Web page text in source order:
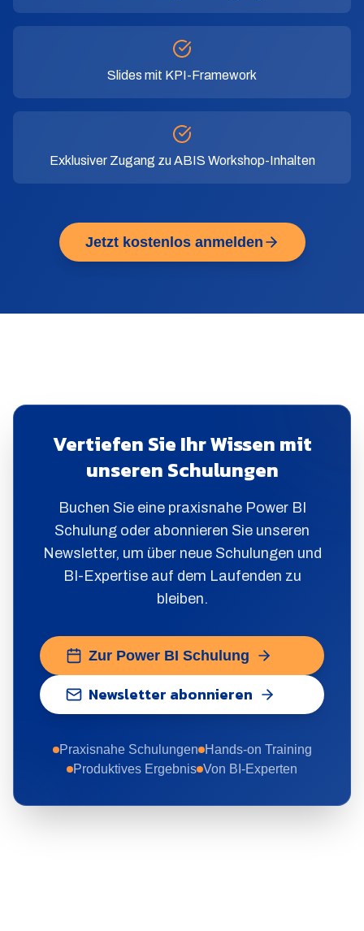
Slides mit KPI-Framework
Exklusiver Zugang zu ABIS Workshop-Inhalten
Jetzt kostenlos anmelden
Vertiefen Sie Ihr Wissen mit
unseren Schulungen
Buchen Sie eine praxisnahe Power BI
Schulung oder abonnieren Sie unseren
Newsletter, um über neue Schulungen und
BI-Expertise auf dem Laufenden zu
bleiben.
Zur Power BI Schulung
Newsletter abonnieren
Praxisnahe Schulungen Hands-on Training
Produktives Ergebnis Von BI-Experten